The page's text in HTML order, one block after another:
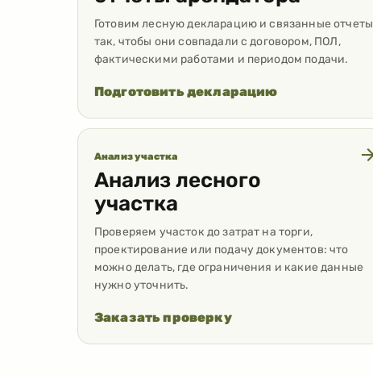
Готовим лесную декларацию и связанные отчеты
так, чтобы они совпадали с договором, ПОЛ,
фактическими работами и периодом подачи.
Подготовить декларацию
Анализ участка
Анализ лесного
участка
Проверяем участок до затрат на торги,
проектирование или подачу документов: что
можно делать, где ограничения и какие данные
нужно уточнить.
Заказать проверку